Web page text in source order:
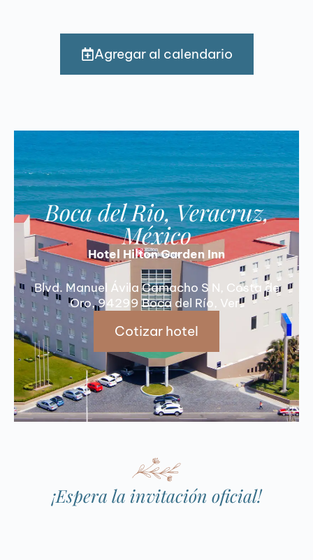
Agregar al calendario
Boca del Rio, Veracruz,
México
Hotel Hilton Garden Inn
Blvd. Manuel Ávila Camacho S N, Costa de
Oro, 94299 Boca del Río, Ver.
Cotizar hotel
¡Espera la invitación oficial!